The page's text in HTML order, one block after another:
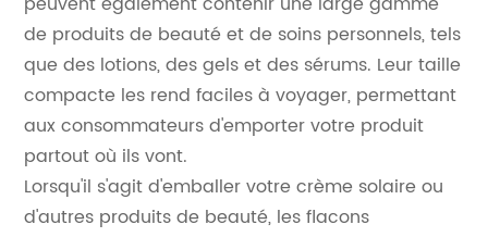
de produits de beauté et de soins personnels, tels
que des lotions, des gels et des sérums. Leur taille
compacte les rend faciles à voyager, permettant
aux consommateurs d'emporter votre produit
partout où ils vont.
Lorsqu'il s'agit d'emballer votre crème solaire ou
d'autres produits de beauté, les flacons